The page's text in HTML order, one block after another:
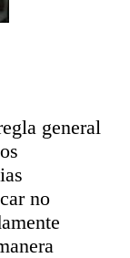
general
no